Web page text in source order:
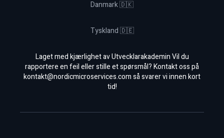
Danmark 🇩🇰
Tyskland 🇩🇪
Laget med kjærlighet av Utvecklarakademin Vil du
rapportere en feil eller stille et spørsmål? Kontakt oss på
kontakt@nordicmicroservices.comså svarer vi innen kort
tid!